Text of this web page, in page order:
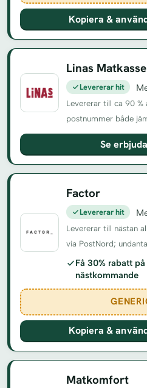
Kopiera &
Linas Matkasse
Levererar hit
Levererar till ca 90 %
postnummer både
Se
Factor
Levererar hit
Levererar till nästan
via PostNord;
Få 30% rabatt
nästkommande
Kopiera &
Matkomfort